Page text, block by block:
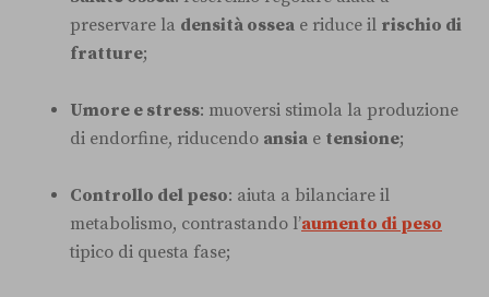
preservare la densità ossea e riduce il rischio di
fratture;
Umore e stress: muoversi stimola la produzione
di endorfine, riducendo ansia e tensione;
Controllo del peso: aiuta a bilanciare il
metabolismo, contrastando l’aumento di peso
tipico di questa fase;